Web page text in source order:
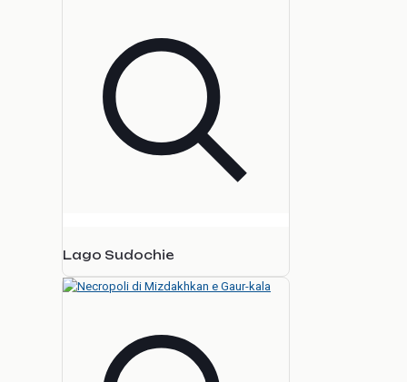
Lago Sudochie